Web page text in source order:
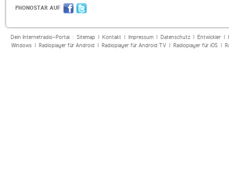
PHONOSTAR AUF
Dein Internetradio-Portal : Sitemap| Kontakt| Impressum| Datenschutz| Entwickler|
Windows| Radioplayer für Android| Radioplayer für Android TV| Radioplayer für iOS|